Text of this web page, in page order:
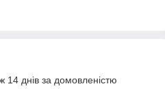
днів за домовленістю